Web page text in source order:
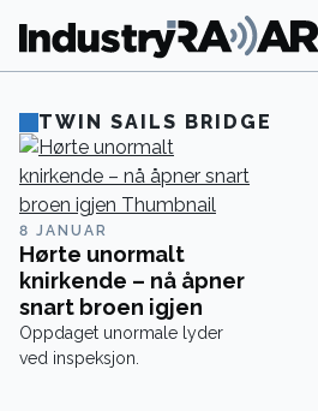
TWIN SAILS BRIDGE
8 JANUAR
Hørte unormalt
knirkende – nå åpner
snart broen igjen
Oppdaget unormale lyder
ved inspeksjon.